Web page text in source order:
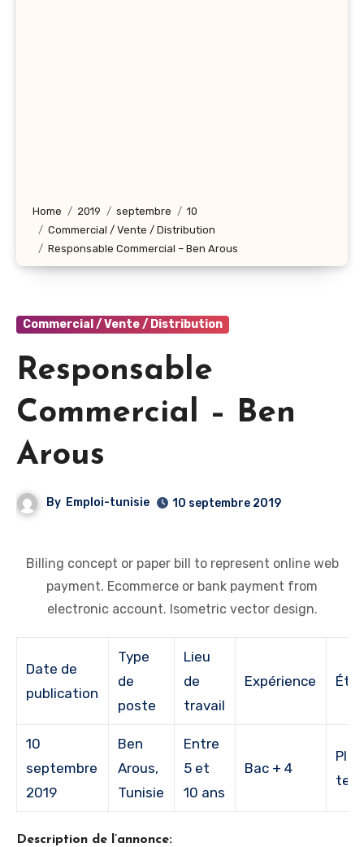
Home 2019 septembre
10
Commercial / Vente / Distribution
Responsable Commercial – Ben Arous
Commercial / Vente / Distribution
Responsable
Commercial – Ben
Arous
By Emploi-tunisie 10 septembre 2019
Billing concept or paper bill to represent online web
payment. Ecommerce or bank payment from
electronic account. Isometric vector design.
Date de
publication
Type
de
poste
Lieu
de
travail
Expérience
10
septembre
2019
Ben
Arous,
Tunisie
Entre
5 et
10 ans
Bac + 4
Description de l’annonce: